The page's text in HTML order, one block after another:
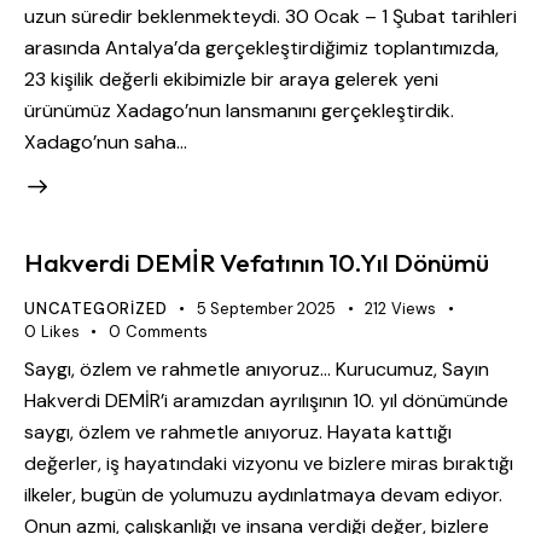
uzun süredir beklenmekteydi. 30 Ocak – 1 Şubat tarihleri
arasında Antalya’da gerçekleştirdiğimiz toplantımızda,
23 kişilik değerli ekibimizle bir araya gelerek yeni
ürünümüz Xadago’nun lansmanını gerçekleştirdik.
Xadago’nun saha…
Hakverdi DEMİR Vefatının 10.Yıl Dönümü
UNCATEGORIZED 5 September 2025 212 Views
0 Likes 0 Comments
Saygı, özlem ve rahmetle anıyoruz... Kurucumuz, Sayın
Hakverdi DEMİR’i aramızdan ayrılışının 10. yıl dönümünde
saygı, özlem ve rahmetle anıyoruz. Hayata kattığı
değerler, iş hayatındaki vizyonu ve bizlere miras bıraktığı
ilkeler, bugün de yolumuzu aydınlatmaya devam ediyor.
Onun azmi, çalışkanlığı ve insana verdiği değer, bizlere